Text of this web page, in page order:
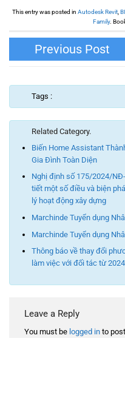
This entry was posted in Autodesk Revit,
Family.
Tags :
Related Category.
Biến Home Assistant
Gia Đình Toàn Diện
Nghị định số 175/2024/
tiết một số điều và biện
lý hoạt động xây dựng
Marchinde Tuyển dụng
Marchinde Tuyển dụng
Thông báo về thay đổi
làm việc với đối tác từ 2024
Leave a Reply
You must be logged in to